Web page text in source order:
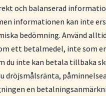
och balanserad
informationen kan inte
bedömning. Använd alltid
ett betalmedel, inte som
du inte kan betala tillbaka
dröjsmålsränta,
en